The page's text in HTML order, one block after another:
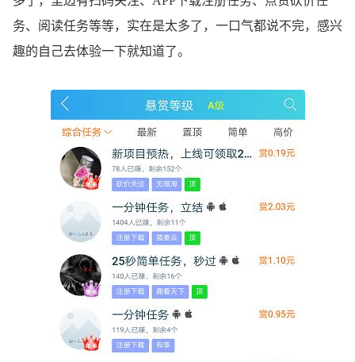
务、阅读任务等等，实在是太多了，一口气都说不完，感兴
趣的自己去体验一下就知道了。